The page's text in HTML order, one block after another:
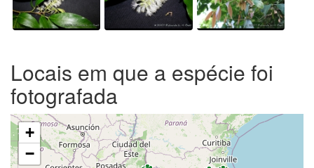
Locais em que a espécie foi
fotografada
+
−